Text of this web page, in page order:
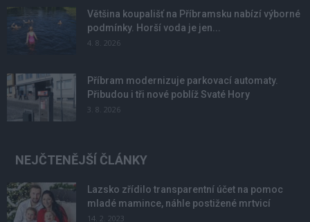
Většina koupališť na Příbramsku nabízí výborné
podmínky. Horší voda je jen...
4. 8. 2026
Příbram modernizuje parkovací automaty.
Přibudou i tři nové poblíž Svaté Hory
3. 8. 2026
NEJČTENĚJŠÍ ČLÁNKY
Lazsko zřídilo transparentní účet na pomoc
mladé mamince, náhle postižené mrtvicí
14. 2. 2023